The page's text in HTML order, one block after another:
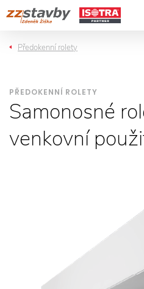
Předokenní rolety
PŘEDOKENNÍ ROLETY
Samonosné
venkovní